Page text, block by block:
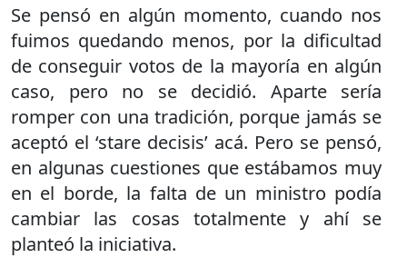
Se pensó en algún momento, cuando nos
fuimos quedando menos, por la dificultad
de conseguir votos de la mayoría en algún
caso, pero no se decidió. Aparte sería
romper con una tradición, porque jamás se
aceptó el ‘stare decisis’ acá. Pero se pensó,
en algunas cuestiones que estábamos muy
en el borde, la falta de un ministro podía
cambiar las cosas totalmente y ahí se
planteó la iniciativa.